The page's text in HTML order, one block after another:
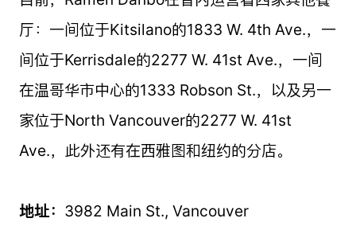
厅：一间位于Kitsilano的1833 W. 4th Ave.，一
间位于Kerrisdale的2277 W. 41st Ave.，一间
在温哥华市中心的1333 Robson St.，以及另一
家位于North Vancouver的2277 W. 41st
Ave.，此外还有在西雅图和纽约的分店。
地址： 3982 Main St., Vancouver